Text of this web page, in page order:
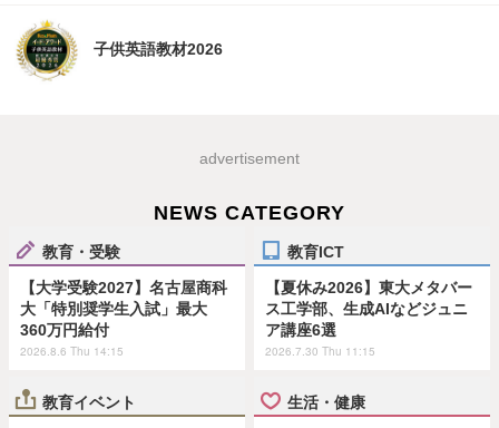
子供英語教材2026
advertisement
NEWS CATEGORY
教育・受験
【大学受験2027】名古屋商科
大「特別奨学生入試」最大
360万円給付
2026.8.6 Thu 14:15
教育ICT
【夏休み2026】東大メタバー
ス工学部、生成AIなどジュニ
ア講座6選
2026.7.30 Thu 11:15
教育イベント 生活・健康